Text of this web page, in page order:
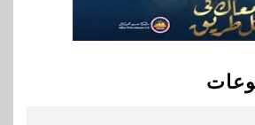
بيان توضيحي صادر عن شركة
ناتجاس